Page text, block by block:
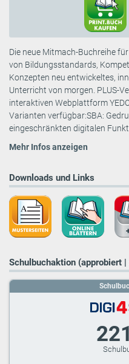
Die neue Mitmach-Buchreihe
von Bildungsstandards,
Konzepten neu entwickeltes,
Unterricht von morgen. PLUS-
interaktiven Webplattform
Varianten verfügbar:SBA:
eingeschränkten digitalen
Mehr Infos anzeigen
Downloads und Links
Schulbuchaktion (approbiert